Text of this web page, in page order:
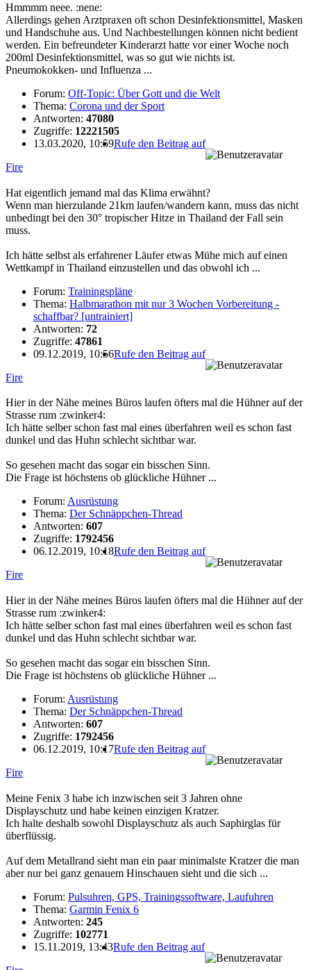
Hmmmm neee. :nene:
Allerdings gehen Arztpraxen oft schon Desinfektionsmittel, Masken
und Handschuhe aus. Und Nachbestellungen können nicht bedient
werden. Ein befreundeter Kinderarzt hatte vor einer Woche noch
200ml Desinfektionsmittel, was so gut wie nichts ist.
Pneumokokken- und Influenza ...
Forum: Off-Topic: Über Gott und die Welt
Thema: Corona und der Sport
Antworten: 47080
Zugriffe: 12221505
13.03.2020, 10:59Rufe den Beitrag auf
Fire
Hat eigentlich jemand mal das Klima erwähnt?
Wenn man hierzulande 21km laufen/wandern kann, muss das nicht
unbedingt bei den 30° tropischer Hitze in Thailand der Fall sein
muss.
Ich hätte selbst als erfahrener Läufer etwas Mühe mich auf einen
Wettkampf in Thailand einzustellen und das obwohl ich ...
Forum: Trainingspläne
Thema: Halbmarathon mit nur 3 Wochen Vorbereitung -
schaffbar? [untrainiert]
Antworten: 72
Zugriffe: 47861
09.12.2019, 10:56Rufe den Beitrag auf
Fire
Hier in der Nähe meines Büros laufen öfters mal die Hühner auf der
Strasse rum :zwinker4:
Ich hätte selber schon fast mal eines überfahren weil es schon fast
dunkel und das Huhn schlecht sichtbar war.
So gesehen macht das sogar ein bisschen Sinn.
Die Frage ist höchstens ob glückliche Hühner ...
Forum: Ausrüstung
Thema: Der Schnäppchen-Thread
Antworten: 607
Zugriffe: 1792456
06.12.2019, 10:18Rufe den Beitrag auf
Fire
Hier in der Nähe meines Büros laufen öfters mal die Hühner auf der
Strasse rum :zwinker4:
Ich hätte selber schon fast mal eines überfahren weil es schon fast
dunkel und das Huhn schlecht sichtbar war.
So gesehen macht das sogar ein bisschen Sinn.
Die Frage ist höchstens ob glückliche Hühner ...
Forum: Ausrüstung
Thema: Der Schnäppchen-Thread
Antworten: 607
Zugriffe: 1792456
06.12.2019, 10:17Rufe den Beitrag auf
Fire
Meine Fenix 3 habe ich inzwischen seit 3 Jahren ohne
Displayschutz und habe keinen einzigen Kratzer.
Ich halte deshalb sowohl Displayschutz als auch Saphirglas für
überflüssig.
Auf dem Metallrand sieht man ein paar minimalste Kratzer die man
aber nur bei ganz genauem Hinschauen sieht und die sich ...
Forum: Pulsuhren, GPS, Trainingssoftware, Laufuhren
Thema: Garmin Fenix 6
Antworten: 245
Zugriffe: 102771
15.11.2019, 13:43Rufe den Beitrag auf